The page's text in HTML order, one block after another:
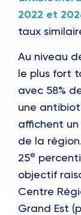
2022 et
taux
Au niveau
le plus fort
avec 58%
une
affichent
de la
25e
objectif
Centre
Grand Est